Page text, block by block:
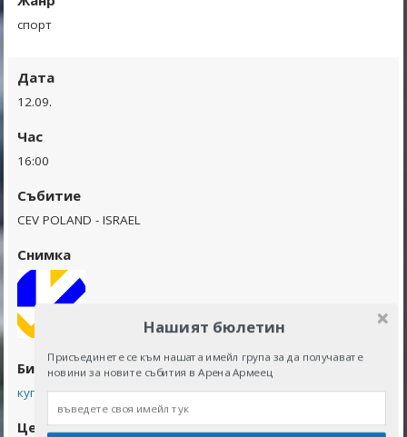
спорт
Дата
12.09.
Час
16:00
Събитие
CEV POLAND - ISRAEL
Снимка
Билети
купете билети от тук
Цени
Нашият бюлетин
Присъединете се към нашата имейл група за да получавате
новини за новите събития в Арена Армеец